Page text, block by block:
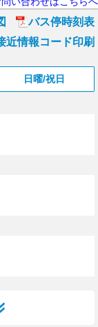
バス停時刻表
近情報コード印刷
日曜/祝日